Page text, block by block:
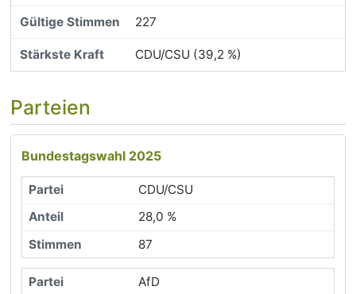
227
CDU/CSU (39,2 %)
Parteien
Bundestagswahl 2025
CDU/CSU
28,0 %
87
AfD